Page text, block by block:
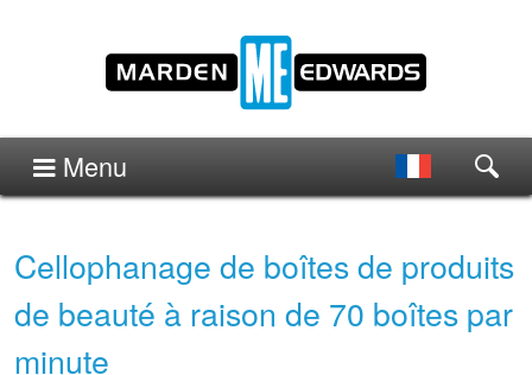
Menu
Cellophanage de boîtes de produits
de beauté à raison de 70 boîtes par
minute